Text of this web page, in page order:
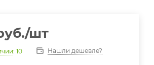
/шт
: 10 Нашли дешевле?